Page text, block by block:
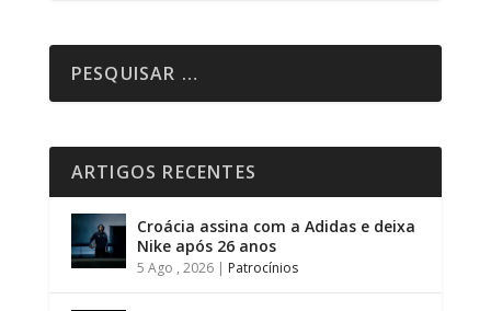
ARTIGOS RECENTES
Croácia assina com a Adidas e deixa
Nike após 26 anos
5 Ago , 2026| Patrocínios